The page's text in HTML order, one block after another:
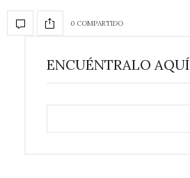
0 COMPARTIDO
ENCUÉNTRALO AQUÍ